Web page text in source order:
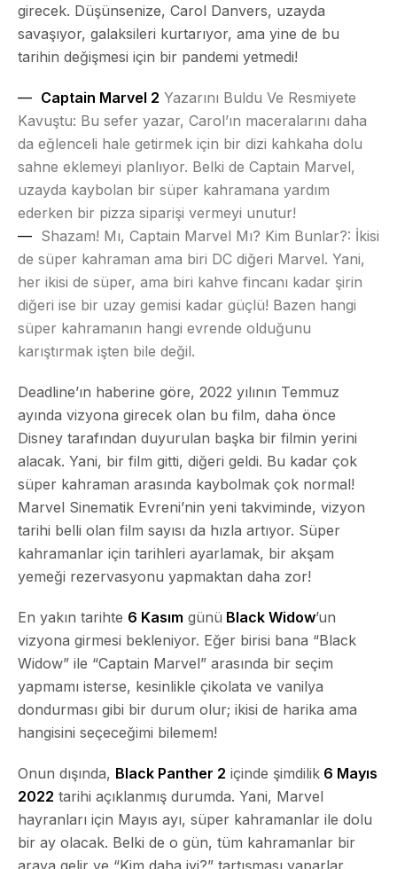
girecek. Düşünsenize, Carol Danvers, uzayda
savaşıyor, galaksileri kurtarıyor, ama yine de bu
tarihin değişmesi için bir pandemi yetmedi!
Captain Marvel 2 Yazarını Buldu Ve Resmiyete
Kavuştu: Bu sefer yazar, Carol’ın maceralarını daha
da eğlenceli hale getirmek için bir dizi kahkaha dolu
sahne eklemeyi planlıyor. Belki de Captain Marvel,
uzayda kaybolan bir süper kahramana yardım
ederken bir pizza siparişi vermeyi unutur!
Shazam! Mı, Captain Marvel Mı? Kim Bunlar?: İkisi
de süper kahraman ama biri DC diğeri Marvel. Yani,
her ikisi de süper, ama biri kahve fincanı kadar şirin
diğeri ise bir uzay gemisi kadar güçlü! Bazen hangi
süper kahramanın hangi evrende olduğunu
karıştırmak işten bile değil.
Deadline’ın haberine göre, 2022 yılının Temmuz
ayında vizyona girecek olan bu film, daha önce
Disney tarafından duyurulan başka bir filmin yerini
alacak. Yani, bir film gitti, diğeri geldi. Bu kadar çok
süper kahraman arasında kaybolmak çok normal!
Marvel Sinematik Evreni’nin yeni takviminde, vizyon
tarihi belli olan film sayısı da hızla artıyor. Süper
kahramanlar için tarihleri ayarlamak, bir akşam
yemeği rezervasyonu yapmaktan daha zor!
En yakın tarihte 6 Kasım günü Black Widow’un
vizyona girmesi bekleniyor. Eğer birisi bana “Black
Widow” ile “Captain Marvel” arasında bir seçim
yapmamı isterse, kesinlikle çikolata ve vanilya
dondurması gibi bir durum olur; ikisi de harika ama
hangisini seçeceğimi bilemem!
Onun dışında, Black Panther 2 içinde şimdilik 6 Mayıs
2022 tarihi açıklanmış durumda. Yani, Marvel
hayranları için Mayıs ayı, süper kahramanlar ile dolu
bir ay olacak. Belki de o gün, tüm kahramanlar bir
araya gelir ve “Kim daha iyi?” tartışması yaparlar.